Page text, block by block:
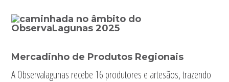
Mercadinho de Produtos Regionais
A Observalagunas recebe 16 produtores e artesãos, trazendo